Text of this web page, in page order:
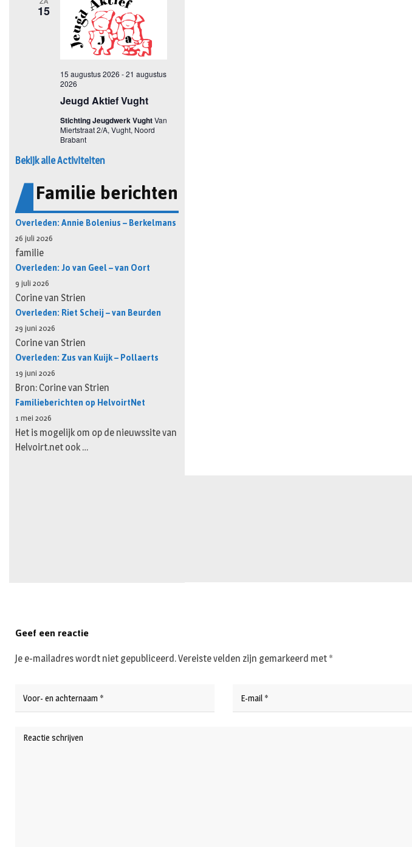
Bekijk alle Activiteiten
Familie berichten
Overleden: Annie Bolenius – Berkelmans
26 juli 2026
familie
Overleden: Jo van Geel – van Oort
9 juli 2026
Corine van Strien
Overleden: Riet Scheij – van Beurden
29 juni 2026
Corine van Strien
Overleden: Zus van Kuijk – Pollaerts
19 juni 2026
Bron: Corine van Strien
Familieberichten op HelvoirtNet
1 mei 2026
Het is mogelijk om op de nieuwssite van
Helvoirt.net ook …
Geef een reactie
Je e-mailadres wordt niet gepubliceerd.Vereiste velden zijn gemarkeerd met *